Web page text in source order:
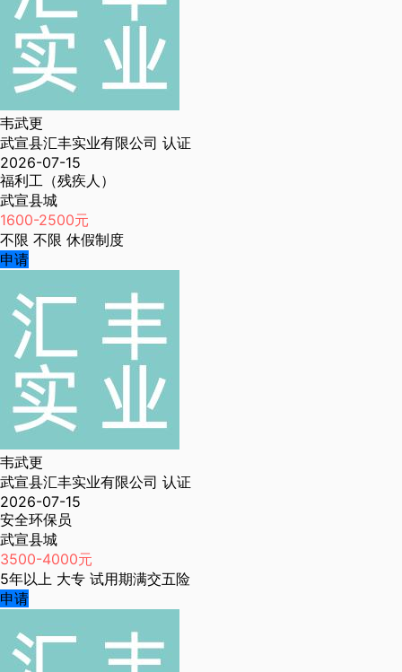
韦武更
武宣县汇丰实业有限公司 认证
2026-07-15
福利工（残疾人）
武宣县城
1600-2500元
不限 不限 休假制度
申请
韦武更
武宣县汇丰实业有限公司 认证
2026-07-15
安全环保员
武宣县城
3500-4000元
5年以上 大专 试用期满交五险
申请